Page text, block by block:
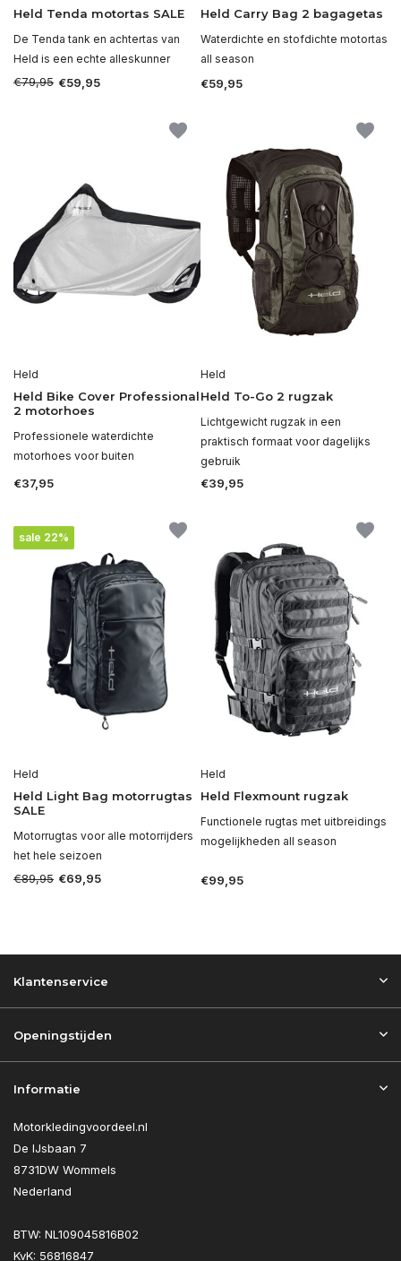
Held Tenda motortas SALE
De Tenda tank en achtertas van
Held is een echte alleskunner
€79,95 €59,95
Held Carry Bag 2 bagagetas
Waterdichte en stofdichte motortas
all season
€59,95
Held
Held Bike Cover Professional
2 motorhoes
Professionele waterdichte
motorhoes voor buiten
€37,95
Held
Held To-Go 2 rugzak
Lichtgewicht rugzak in een
praktisch formaat voor dagelijks
gebruik
€39,95
sale 22%
Held
Held Light Bag motorrugtas
SALE
Motorrugtas voor alle motorrijders
het hele seizoen
€89,95 €69,95
Held
Held Flexmount rugzak
Functionele rugtas met uitbreidings
mogelijkheden all season
€99,95
Klantenservice
Openingstijden
Informatie
Motorkledingvoordeel.nl
De IJsbaan 7
8731DW Wommels
Nederland
BTW: NL109045816B02
KvK: 56816847